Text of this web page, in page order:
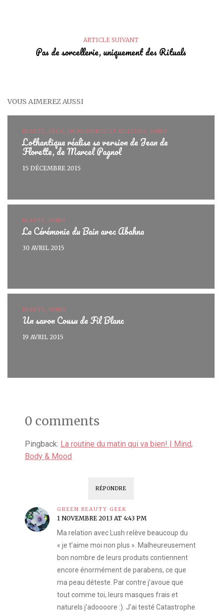
ARTICLE SUIVANT
Pas de sorcellerie, uniquement des Rituals
VOUS AIMEREZ AUSSI
BEAUTÉ, DÉCO, EN PROVENCE ET AILLEURS, SOINS
Lothantique réalise sa version de Jean de
Florette, de Marcel Pagnol
15 DÉCEMBRE 2015
BEAUTÉ, SOINS
La Cérémonie du Bain avec Abahna
30 AVRIL 2015
BEAUTÉ, SOINS
Un savon Cousu de Fil Blanc
19 AVRIL 2015
0 comments
Pingback: La routine du matin qui va bien! | Mind,
Body & Mood
RÉPONDRE
GREEN BEAUTY GEEK
1 NOVEMBRE 2013 AT 4:43 PM
Ma relation avec Lush relève beaucoup du
« je t’aime moi non plus ». Malheureusement
bon nombre de leurs produits contiennent
encore énormément de parabens, ce que
ma peau déteste. Par contre j’avoue que
tout comme toi, leurs masques frais et
naturels j’adoooore :). J’ai testé Catastrophe